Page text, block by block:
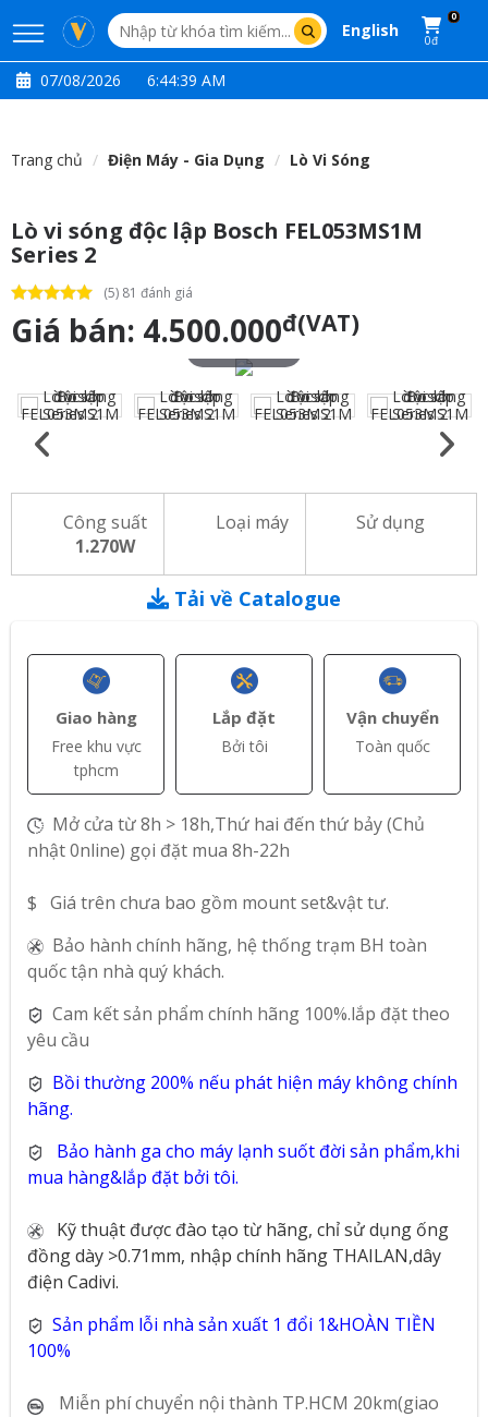
English
0
0đ
07/08/2026 6:44:39 AM
Trang chủ Điện Máy - Gia Dụng Lò Vi Sóng
Lò vi sóng độc lập Bosch FEL053MS1M
Series 2
(5) 81 đánh giá
Giá bán: 4.500.000đ(VAT)
Công suất
1.270W
Loại máy Sử dụng
Tải về Catalogue
Giao hàng
Free khu vực
tphcm
Lắp đặt
Bởi tôi
Vận chuyển
Toàn quốc
Mở cửa từ 8h > 18h,Thứ hai đến thứ bảy (Chủ
nhật 0nline) gọi đặt mua 8h-22h
$ Giá trên chưa bao gồm mount set&vật tư.
Bảo hành chính hãng, hệ thống trạm BH toàn
quốc tận nhà quý khách.
Cam kết sản phẩm chính hãng 100%.lắp đặt theo
yêu cầu
Bồi thường 200% nếu phát hiện máy không chính
hãng.
Bảo hành ga cho máy lạnh suốt đời sản phẩm,khi
mua hàng&lắp đặt bởi tôi.
Kỹ thuật được đào tạo từ hãng, chỉ sử dụng ống
đồng dày >0.71mm, nhập chính hãng THAILAN,dây
điện Cadivi.
Sản phẩm lỗi nhà sản xuất 1 đổi 1&HOÀN TIỀN
100%
Miễn phí chuyển nội thành TP.HCM 20km(giao